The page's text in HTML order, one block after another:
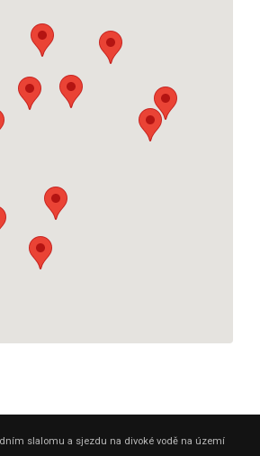
slalomu a sjezdu na divoké vodě na území